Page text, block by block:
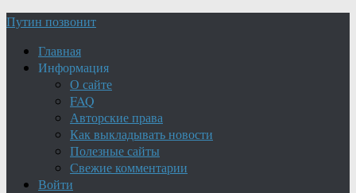
Путин позвонит
Главная
Информация
О сайте
FAQ
Авторские права
Как выкладывать новости
Полезные сайты
Свежие комментарии
Войти